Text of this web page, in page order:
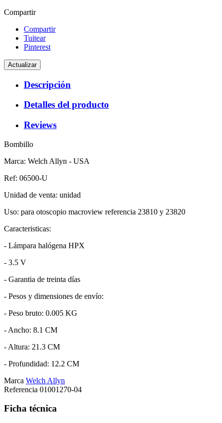
Compartir
Compartir
Tuitear
Pinterest
Descripción
Detalles del producto
Reviews
Bombillo
Marca: Welch Allyn - USA
Ref: 06500-U
Unidad de venta: unidad
Uso: para otoscopio macroview referencia 23810 y 23820
Caracteristicas:
- Lámpara halógena HPX
- 3.5 V
- Garantia de treinta días
- Pesos y dimensiones de envío:
- Peso bruto: 0.005 KG
- Ancho: 8.1 CM
- Altura: 21.3 CM
- Profundidad: 12.2 CM
Marca Welch Allyn
Referencia 01001270-04
Ficha técnica